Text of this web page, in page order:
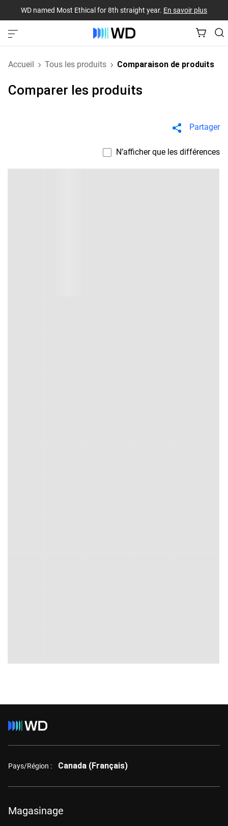
WD named Most Ethical for 8th straight year. En savoir plus
Accueil Tous les produits Comparaison de produits
Comparer les produits
Partager
N’afficher que les différences
Pays/Région : Canada (Français)
Magasinage